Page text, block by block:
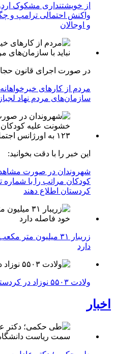
از خویشتنداری مشکوک
واکنش احتمالی ترامپ و
و اوجالان
در صورت اجرای قانون
مردم از کارهای
سازمان‌های مردم نهاد
این خبر را با دقت بخوانید:
شهروندان در صورت
کردستان اطلاع دهند
زریبار ۳۱ میلیون
دارد
ولادت ۵۵۰۳ نوزاد در کردستان
اخبار